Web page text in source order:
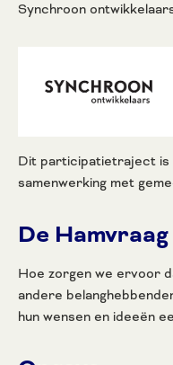
Synchroon
Dit participatietraject is
samenwerking met
De Hamvraag
Hoe zorgen we ervoor
andere
hun wensen en ideeën